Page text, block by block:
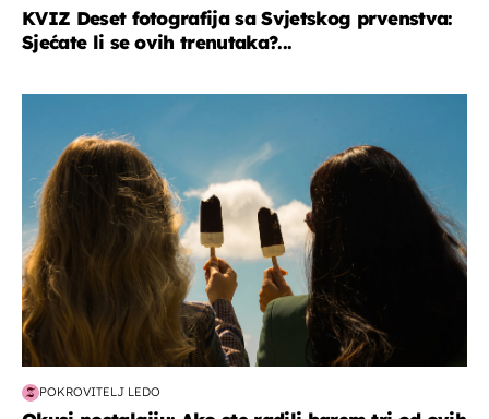
KVIZ Deset fotografija sa Svjetskog prvenstva:
Sjećate li se ovih trenutaka?...
POKROVITELJ LEDO